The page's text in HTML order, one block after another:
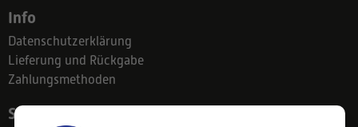
Info
Datenschutzerklärung
Lieferung und Rückgabe
Zahlungsmethoden
Suodatinkeskus